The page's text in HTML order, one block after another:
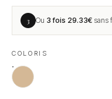
3 Ou 3 fois 29.33€ sans
COLORIS